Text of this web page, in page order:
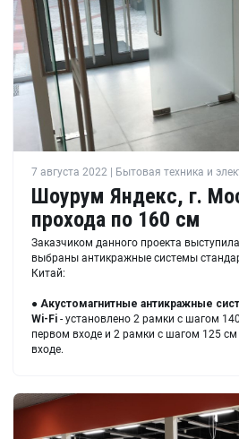
7 августа 2022 | Бытовая техника и
Шоурум Яндекс, г.
прохода по 160 см
Заказчиком данного проекта
выбраны антикражные системы
Китай:
● Акустомагнитные антикражные
Wi-Fi - установлено 2 рамки с шагом
первом входе и 2 рамки с шагом 125
входе.